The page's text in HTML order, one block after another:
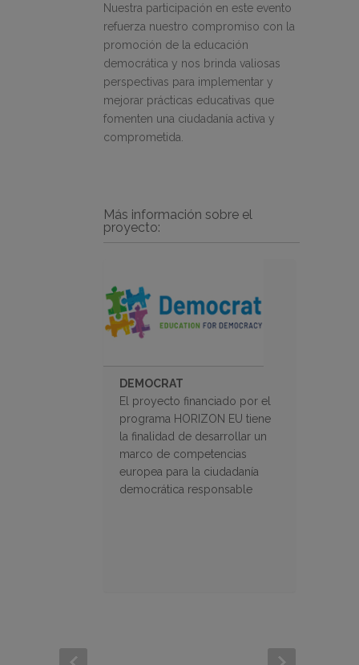
Nuestra participación en este evento
refuerza nuestro compromiso con la
promoción de la educación
democrática y nos brinda valiosas
perspectivas para implementar y
mejorar prácticas educativas que
fomenten una ciudadanía activa y
comprometida.
Más información sobre el
proyecto:
DEMOCRAT
El proyecto financiado por el
programa HORIZON EU tiene
la finalidad de desarrollar un
marco de competencias
europea para la ciudadanía
democrática responsable